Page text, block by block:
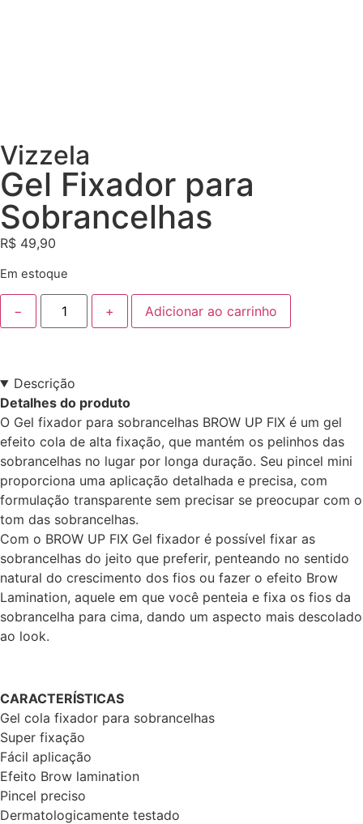
Vizzela
Gel Fixador para
Sobrancelhas
R$ 49,90
Em estoque
− + Adicionar ao carrinho
Descrição
Detalhes do produto
O Gel fixador para sobrancelhas BROW UP FIX é um gel
efeito cola de alta fixação, que mantém os pelinhos das
sobrancelhas no lugar por longa duração. Seu pincel mini
proporciona uma aplicação detalhada e precisa, com
formulação transparente sem precisar se preocupar com o
tom das sobrancelhas.
Com o BROW UP FIX Gel fixador é possível fixar as
sobrancelhas do jeito que preferir, penteando no sentido
natural do crescimento dos fios ou fazer o efeito Brow
Lamination, aquele em que você penteia e fixa os fios da
sobrancelha para cima, dando um aspecto mais descolado
ao look.
CARACTERÍSTICAS
Gel cola fixador para sobrancelhas
Super fixação
Fácil aplicação
Efeito Brow lamination
Pincel preciso
Dermatologicamente testado